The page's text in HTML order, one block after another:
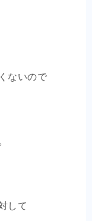
ないので
して